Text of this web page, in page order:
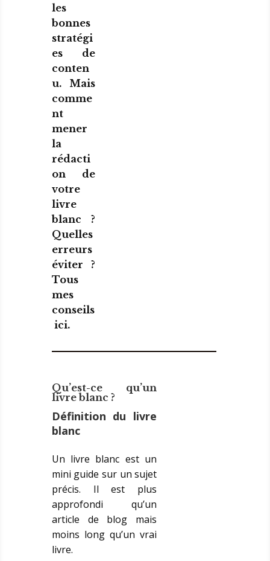
les
bonnes
stratégi
es de
conten
u. Mais
comme
nt
mener
la
rédacti
on de
votre
livre
blanc ?
Quelles
erreurs
éviter ?
Tous
mes
conseils
ici.
Qu’est-ce qu’un
livre blanc ?
Définition du livre
blanc
Un livre blanc est un
mini guide sur un sujet
précis. Il est plus
approfondi qu’un
article de blog mais
moins long qu’un vrai
livre.